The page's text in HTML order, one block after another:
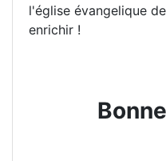
l'église évangelique
enrichir !